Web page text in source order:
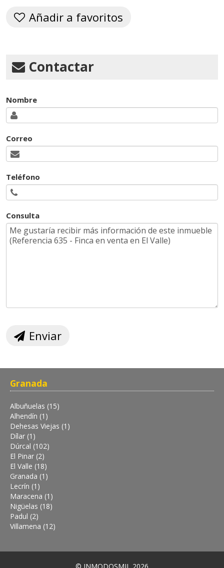
Añadir a favoritos
Contactar
Nombre
Correo
Teléfono
Consulta
Enviar
Granada
Albuñuelas (15)
Alhendín (1)
Dehesas Viejas (1)
Dílar (1)
Dúrcal (102)
El Pinar (2)
El Valle (18)
Granada (1)
Lecrín (1)
Maracena (1)
Nigüelas (18)
Padul (2)
Villamena (12)